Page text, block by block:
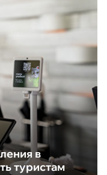
в
туристам